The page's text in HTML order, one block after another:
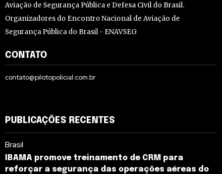
Aviação de Segurança Pública e Defesa Civil do Brasil.
Organizadores do Encontro Nacional de Aviação de
Segurança Pública do Brasil - ENAVSEG
CONTATO
contato@pilotopolicial.com.br
PUBLICAÇÕES RECENTES
Brasil
IBAMA promove treinamento de CRM para
reforçar a segurança das operações aéreas do